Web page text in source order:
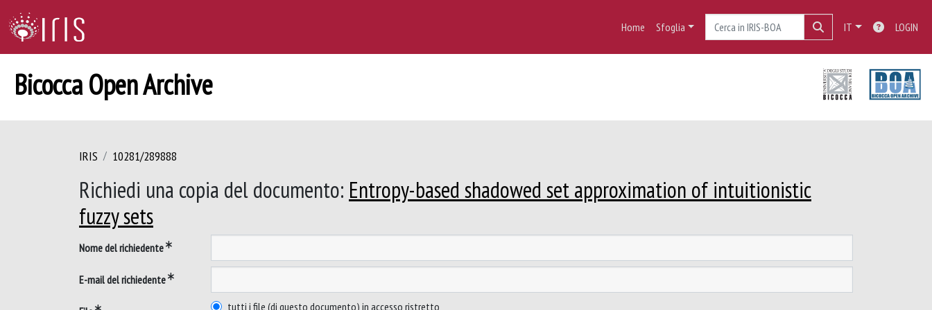
Home Sfoglia IT LOGIN
Bicocca Open Archive
IRIS 10281/289888
Richiedi una copia del documento: Entropy-based shadowed set approximation of intuitionistic
fuzzy sets
Nome del richiedente
E-mail del richiedente
tutti i file (di questo documento) in accesso ristretto